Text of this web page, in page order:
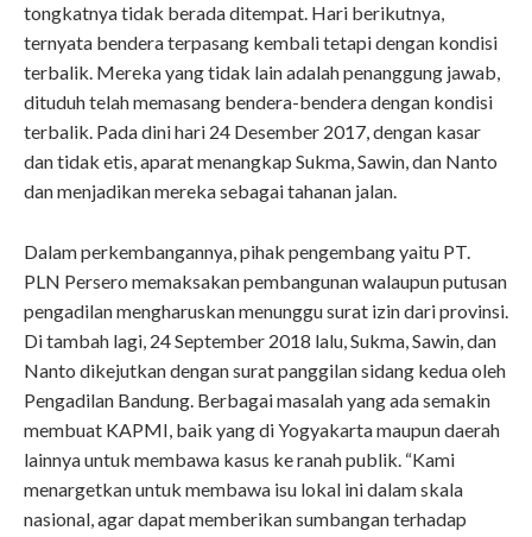
tongkatnya tidak berada ditempat. Hari berikutnya,
ternyata bendera terpasang kembali tetapi dengan kondisi
terbalik. Mereka yang tidak lain adalah penanggung jawab,
dituduh telah memasang bendera-bendera dengan kondisi
terbalik. Pada dini hari 24 Desember 2017, dengan kasar
dan tidak etis, aparat menangkap Sukma, Sawin, dan Nanto
dan menjadikan mereka sebagai tahanan jalan.
Dalam perkembangannya, pihak pengembang yaitu PT.
PLN Persero memaksakan pembangunan walaupun putusan
pengadilan mengharuskan menunggu surat izin dari provinsi.
Di tambah lagi, 24 September 2018 lalu, Sukma, Sawin, dan
Nanto dikejutkan dengan surat panggilan sidang kedua oleh
Pengadilan Bandung. Berbagai masalah yang ada semakin
membuat KAPMI, baik yang di Yogyakarta maupun daerah
lainnya untuk membawa kasus ke ranah publik. “Kami
menargetkan untuk membawa isu lokal ini dalam skala
nasional, agar dapat memberikan sumbangan terhadap